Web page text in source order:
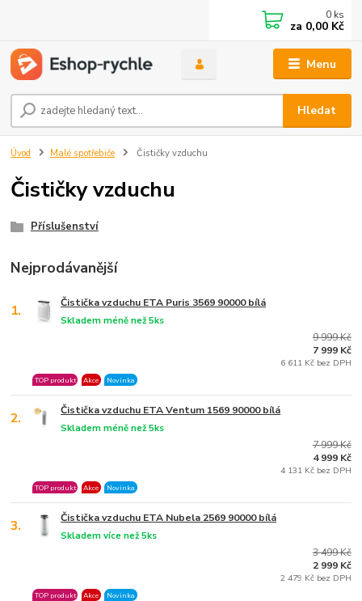
Menu
Hledat
0 ks
za 0,00 Kč
Úvod Malé spotřebiče Čističky vzduchu
Čističky vzduchu
Příslušenství
Nejprodávanější
1. Čistička vzduchu ETA Puris 3569 90000 bílá
Skladem méně než 5ks
TOP produkt Akce Novinka
9 999 Kč
7 999 Kč
6 611 Kč bez DPH
2. Čistička vzduchu ETA Ventum 1569 90000 bílá
Skladem méně než 5ks
TOP produkt Akce Novinka
7 999 Kč
4 999 Kč
4 131 Kč bez DPH
3. Čistička vzduchu ETA Nubela 2569 90000 bílá
Skladem více než 5ks
TOP produkt Akce Novinka
3 499 Kč
2 999 Kč
2 479 Kč bez DPH